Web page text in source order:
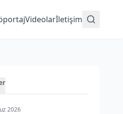
Videolarİletişim
2026